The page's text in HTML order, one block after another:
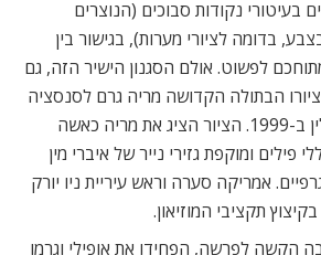
בעיטורי נקודות סבוכים (הנוצרים
בדומה לציורי מערות), בגישור בין
לפשוט. אולם הסגנון הישיר הזה, גם
הבתולה הקדושה מריה גרם לסנסציה
כשהוצג במוזיאון ברוקלין ב-1999. הציור הציג את מריה כאשה
ומוקפת גזירי נייר של איברי מין
אמריקה סערה וראש עיריית ניו יורק
בקיצוץ תקציבי המוזיאון.
הקשה לפרשה, הפחידו את אופילי וגרמו